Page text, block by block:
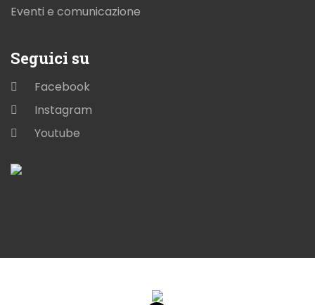
Eventi e comunicazione
Seguici su
Facebook
Instagram
Youtube